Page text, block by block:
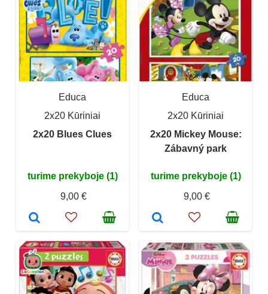
Educa
2x20 Kūriniai
2x20 Blues Clues
turime prekyboje (1)
9,00 €
Educa
2x20 Kūriniai
2x20 Mickey Mouse:
Zábavný park
turime prekyboje (1)
9,00 €